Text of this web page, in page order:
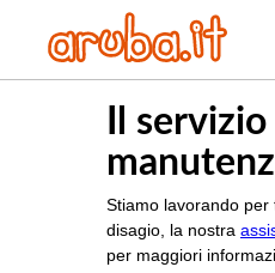
Il
Stiamo lavorando
disagio, la nostra
per maggiori